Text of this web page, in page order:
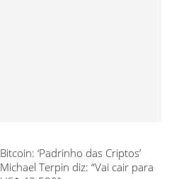
Bitcoin: ‘Padrinho das Criptos’
Michael Terpin diz: “Vai cair para